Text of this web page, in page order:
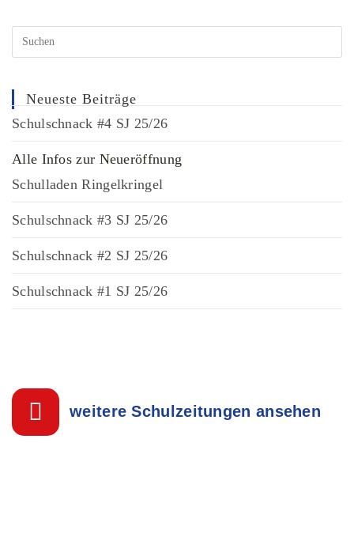
Neueste Beiträge
Schulschnack #4 SJ 25/26
Alle Infos zur Neueröffnung
Schulladen Ringelkringel
Schulschnack #3 SJ 25/26
Schulschnack #2 SJ 25/26
Schulschnack #1 SJ 25/26
weitere Schulzeitungen ansehen